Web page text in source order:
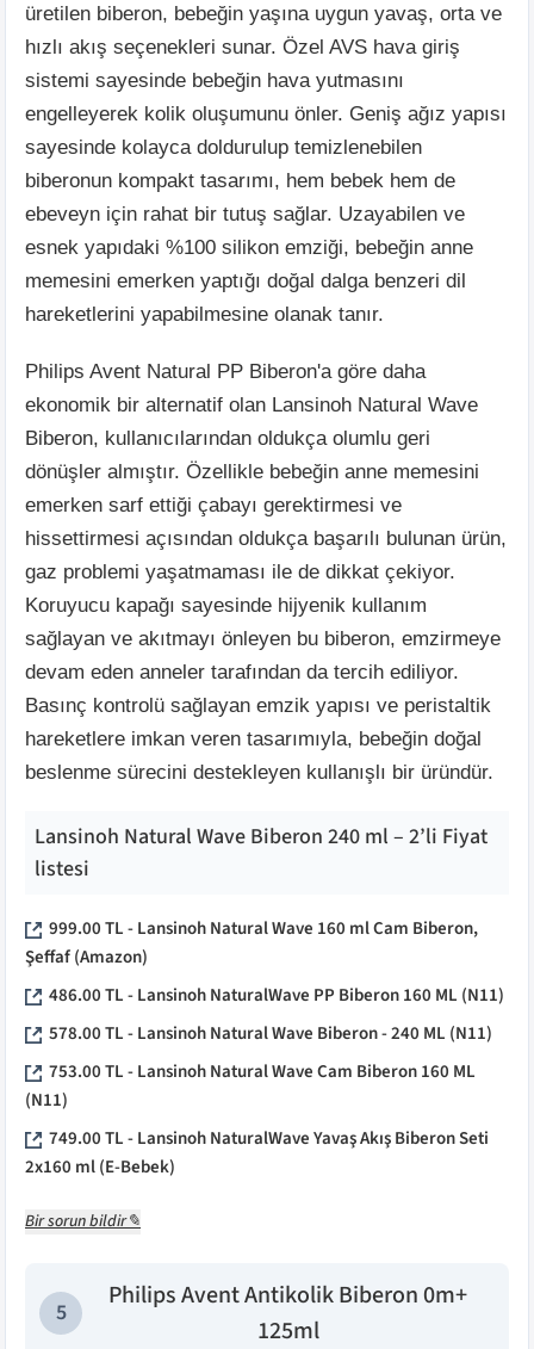
üretilen biberon, bebeğin yaşına uygun yavaş, orta ve
hızlı akış seçenekleri sunar. Özel AVS hava giriş
sistemi sayesinde bebeğin hava yutmasını
engelleyerek kolik oluşumunu önler. Geniş ağız yapısı
sayesinde kolayca doldurulup temizlenebilen
biberonun kompakt tasarımı, hem bebek hem de
ebeveyn için rahat bir tutuş sağlar. Uzayabilen ve
esnek yapıdaki %100 silikon emziği, bebeğin anne
memesini emerken yaptığı doğal dalga benzeri dil
hareketlerini yapabilmesine olanak tanır.
Philips Avent Natural PP Biberon'a göre daha
ekonomik bir alternatif olan Lansinoh Natural Wave
Biberon, kullanıcılarından oldukça olumlu geri
dönüşler almıştır. Özellikle bebeğin anne memesini
emerken sarf ettiği çabayı gerektirmesi ve
hissettirmesi açısından oldukça başarılı bulunan ürün,
gaz problemi yaşatmaması ile de dikkat çekiyor.
Koruyucu kapağı sayesinde hijyenik kullanım
sağlayan ve akıtmayı önleyen bu biberon, emzirmeye
devam eden anneler tarafından da tercih ediliyor.
Basınç kontrolü sağlayan emzik yapısı ve peristaltik
hareketlere imkan veren tasarımıyla, bebeğin doğal
beslenme sürecini destekleyen kullanışlı bir üründür.
Lansinoh Natural Wave Biberon 240 ml – 2’li Fiyat
listesi
999.00TL -Lansinoh Natural Wave 160 ml Cam Biberon,
Şeffaf(Amazon)
486.00TL -Lansinoh NaturalWave PP Biberon 160 ML (N11)
578.00TL -Lansinoh Natural Wave Biberon - 240 ML (N11)
753.00TL -Lansinoh Natural Wave Cam Biberon 160 ML
(N11)
749.00TL -Lansinoh NaturalWave Yavaş Akış Biberon Seti
2x160 ml(E-Bebek)
Bir sorun bildir✎
5
Philips Avent Antikolik Biberon 0m+
125ml